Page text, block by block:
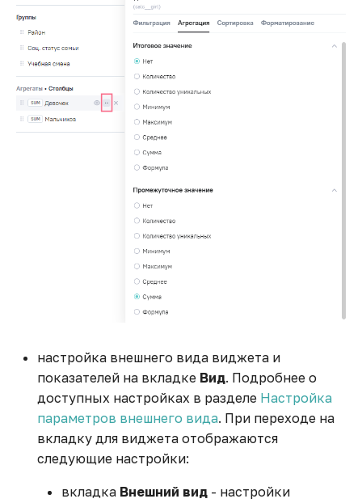
Тепловая карта с
кастомной стилизацией
Транспонирование
таблицы
Фильтры, их виды и
Экспорт данных в Google
настройка внешнего вида виджета и
показателей на вкладке Вид. Подробнее о
доступных настройках в разделе Настройка
параметров внешнего вида. При переходе на
вкладку для виджета отображаются
следующие настройки:
вкладка Внешний вид - настройки